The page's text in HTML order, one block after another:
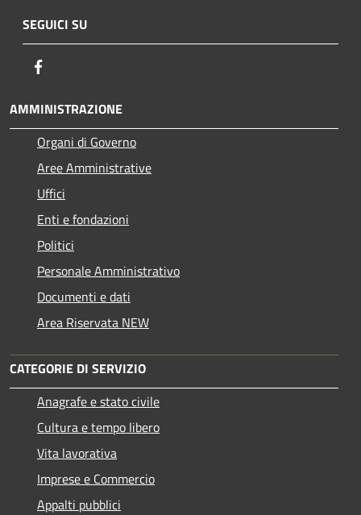
SEGUICI SU
AMMINISTRAZIONE
Organi di Governo
Aree Amministrative
Uffici
Enti e fondazioni
Politici
Personale Amministrativo
Documenti e dati
Area Riservata NEW
CATEGORIE DI SERVIZIO
Anagrafe e stato civile
Cultura e tempo libero
Vita lavorativa
Imprese e Commercio
Appalti pubblici